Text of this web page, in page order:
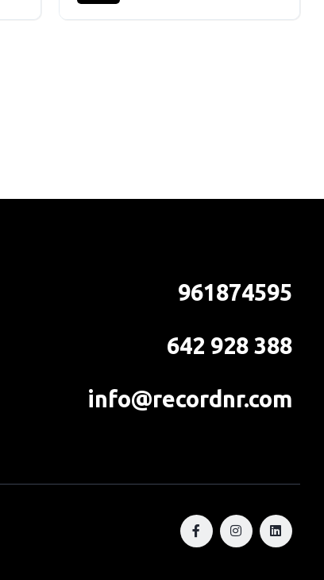
961874595
642 928 388
info@recordnr.com